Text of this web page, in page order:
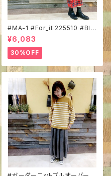
#MA-1 #For_it 225510 #BIG
サイズ #ボリューム袖 #ミリタリ
ーコーデ #トレンドアイテム #
秋冬ブルゾン
¥6,083
30%OFF